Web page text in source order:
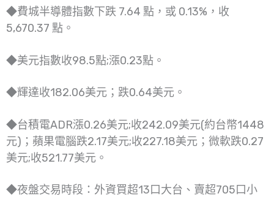
◆費城半導體指數下跌 7.64 點，或 0.13%，收
5,670.37 點。
◆美元指數收98.5點;漲0.23點。
◆輝達收182.06美元；跌0.64美元。
◆台積電ADR漲0.26美元;收242.09美元(約台幣1448
元)；蘋果電腦跌2.17美元;收227.18美元；微軟跌0.27
美元;收521.77美元。
◆夜盤交易時段：外資買超13口大台、賣超705口小